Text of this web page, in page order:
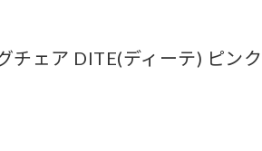
チェア DITE(ディーテ) ピン